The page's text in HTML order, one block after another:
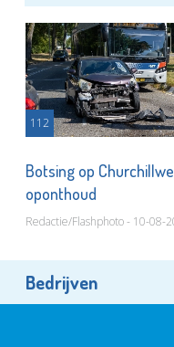
112
Botsing op
oponthoud
Redactie/Flashphoto - 10-08-
Bedrijven